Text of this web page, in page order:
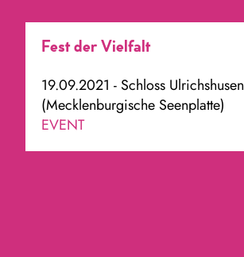
Fest der Vielfalt
19.09.2021 - Schloss Ulrichshusen
(Mecklenburgische Seenplatte)
EVENT